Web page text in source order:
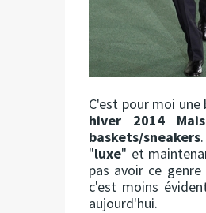
C'est pour moi
hiver 2014
baskets/sneakers
"luxe" et
pas avoir ce
c'est moins
aujourd'hui.